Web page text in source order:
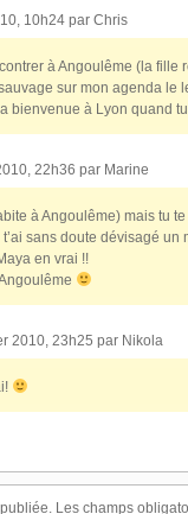
10h24 par Chris
à Angoulême (la
sur mon agenda le
bienvenue à Lyon quand
22h36 par Marine
à Angoulême) mais tu
sans doute dévisagé un
en vrai !!
2010, 23h25 par Nikola
Les champs